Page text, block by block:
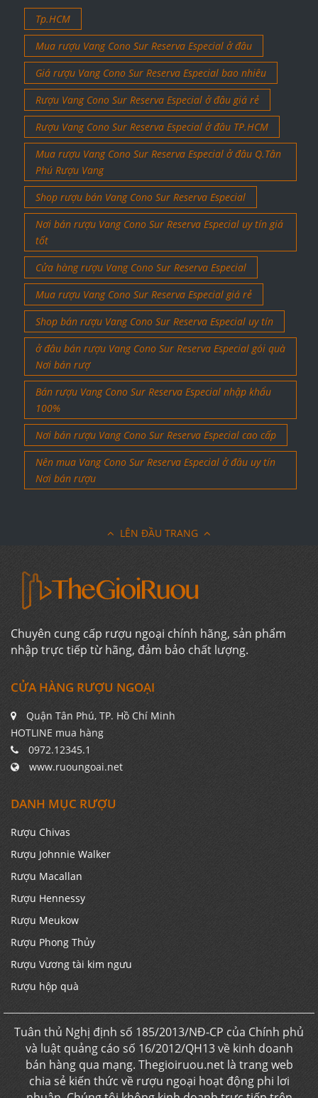
Tp.HCM
Mua rượu Vang Cono Sur Reserva Especial ở đâu
Giá rượu Vang Cono Sur Reserva Especial bao nhiêu
Rượu Vang Cono Sur Reserva Especial ở đâu giá rẻ
Rượu Vang Cono Sur Reserva Especial ở đâu TP.HCM
Mua rượu Vang Cono Sur Reserva Especial ở đâu Q.Tân
Phú Rượu Vang
Shop rượu bán Vang Cono Sur Reserva Especial
Nơi bán rượu Vang Cono Sur Reserva Especial uy tín giá
tốt
Cửa hàng rượu Vang Cono Sur Reserva Especial
Mua rượu Vang Cono Sur Reserva Especial giá rẻ
Shop bán rượu Vang Cono Sur Reserva Especial uy tín
ở đâu bán rượu Vang Cono Sur Reserva Especial gói quà
Nơi bán rượ
Bán rượu Vang Cono Sur Reserva Especial nhập khẩu
100%
Nơi bán rượu Vang Cono Sur Reserva Especial cao cấp
Nên mua Vang Cono Sur Reserva Especial ở đâu uy tín
Nơi bán rượu
LÊN ĐẦU TRANG
Chuyên cung cấp rượu ngoại chính hãng, sản phẩm
nhập trực tiếp từ hãng, đảm bảo chất lượng.
CỬA HÀNG RƯỢU NGOẠI
Quận Tân Phú, TP. Hồ Chí Minh
HOTLINE mua hàng
0972.12345.1
www.ruoungoai.net
DANH MỤC RƯỢU
Rượu Chivas
Rượu Johnnie Walker
Rượu Macallan
Rượu Hennessy
Rượu Meukow
Rượu Phong Thủy
Rượu Vương tài kim ngưu
Rượu hộp quà
Tuân thủ Nghị định số 185/2013/NĐ-CP của Chính phủ
và luật quảng cáo số 16/2012/QH13 về kinh doanh
bán hàng qua mạng. Thegioiruou.net là trang web
chia sẻ kiến thức về rượu ngoại hoạt động phi lơi